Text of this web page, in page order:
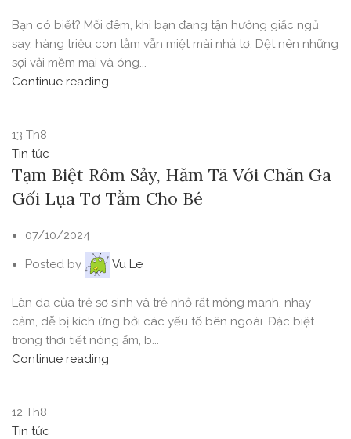
Bạn có biết? Mỗi đêm, khi bạn đang tận hưởng giấc ngủ
say, hàng triệu con tằm vẫn miệt mài nhả tơ. Dệt nên những
sợi vải mềm mại và óng...
Continue reading
13 Th8
Tin tức
Tạm Biệt Rôm Sảy, Hăm Tã Với Chăn Ga
Gối Lụa Tơ Tằm Cho Bé
07/10/2024
Posted by Vu Le
Làn da của trẻ sơ sinh và trẻ nhỏ rất mỏng manh, nhạy
cảm, dễ bị kích ứng bởi các yếu tố bên ngoài. Đặc biệt
trong thời tiết nóng ẩm, b...
Continue reading
12 Th8
Tin tức